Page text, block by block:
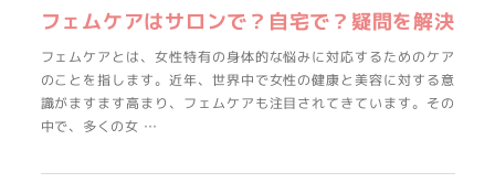
フェムケアはサロンで？自宅で？疑問を解決
フェムケアとは、女性特有の身体的な悩みに対応するためのケア
のことを指します。近年、世界中で女性の健康と美容に対する意
識がますます高まり、フェムケアも注目されてきています。その
中で、多くの女 …